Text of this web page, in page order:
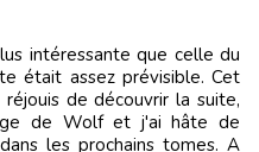
intéressante que celle du
était assez prévisible. Cet
de découvrir la suite,
de Wolf et j'ai hâte de
les prochains tomes. A